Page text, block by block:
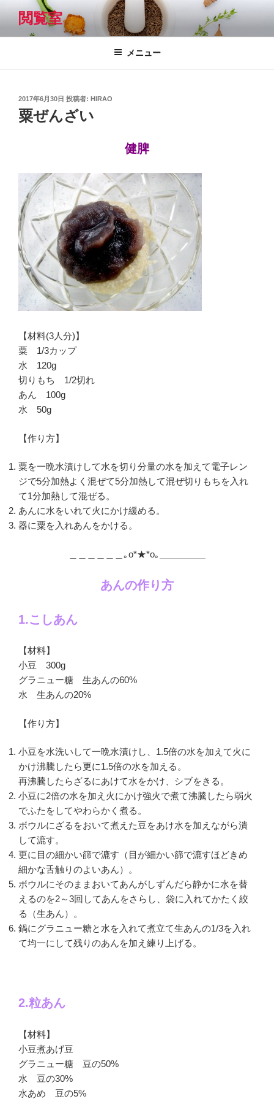
テ
閲覧室
メニュー
投
稿
日:
2017年6月30日 投稿者: HIRAO
粟ぜんざい
健脾
【材料(3人分)】
粟 1/3カップ
水 120g
切りもち 1/2切れ
あん 100g
水 50g
【作り方】
粟を一晩水漬けして水を切り分量の水を加えて電子レン
ジで5分加熱よく混ぜて5分加熱して混ぜ切りもちを入れ
て1分加熱して混ぜる。
あんに水をいれて火にかけ緩める。
器に粟を入れあんをかける。
＿＿＿＿＿＿｡o*★*o｡＿＿＿＿＿
あんの作り方
1.こしあん
【材料】
小豆 300g
グラニュー糖 生あんの60%
水 生あんの20%
【作り方】
小豆を水洗いして一晩水漬けし、1.5倍の水を加えて火に
かけ沸騰したら更に1.5倍の水を加える。
再沸騰したらざるにあけて水をかけ、シブをきる。
小豆に2倍の水を加え火にかけ強火で煮て沸騰したら弱火
でふたをしてやわらかく煮る。
ボウルにざるをおいて煮えた豆をあけ水を加えながら潰
して漉す。
更に目の細かい篩で漉す（目が細かい篩で漉すほどきめ
細かな舌触りのよいあん）。
ボウルにそのままおいてあんがしずんだら静かに水を替
えるのを2～3回してあんをさらし、袋に入れてかたく絞
る（生あん）。
鍋にグラニュー糖と水を入れて煮立て生あんの1/3を入れ
て均一にして残りのあんを加え練り上げる。
2.粒あん
【材料】
小豆煮あげ豆
グラニュー糖 豆の50%
水 豆の30%
水あめ 豆の5%